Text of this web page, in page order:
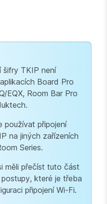
šifry TKIP není
Board Pro
EQX, Room Bar Pro
používat připojení
na jiných zařízeních
Series.
měli přečíst tuto část
které je třeba
připojení Wi-Fi.